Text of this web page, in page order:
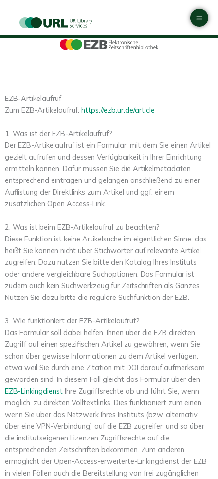
springen
EZB-Artikelaufruf
Zum EZB-Artikelaufruf: https://ezb.ur.de/article
1. Was ist der EZB-Artikelaufruf?
Der EZB-Artikelaufruf ist ein Formular, mit dem Sie einen Artikel
gezielt aufrufen und dessen Verfügbarkeit in Ihrer Einrichtung
ermitteln können. Dafür müssen Sie die Artikelmetadaten
entsprechend eintragen und gelangen anschließend zu einer
Auflistung der Direktlinks zum Artikel und ggf. einem
zusätzlichen Open Access-Link.
2. Was ist beim EZB-Artikelaufruf zu beachten?
Diese Funktion ist keine Artikelsuche im eigentlichen Sinne, das
heißt Sie können nicht über Stichwörter auf relevante Artikel
zugreifen. Dazu nutzen Sie bitte den Katalog Ihres Instituts
oder andere vergleichbare Suchoptionen. Das Formular ist
zudem auch kein Suchwerkzeug für Zeitschriften als Ganzes.
Nutzen Sie dazu bitte die reguläre Suchfunktion der EZB.
3. Wie funktioniert der EZB-Artikelaufruf?
Das Formular soll dabei helfen, Ihnen über die EZB direkten
Zugriff auf einen spezifischen Artikel zu gewähren, wenn Sie
schon über gewisse Informationen zu dem Artikel verfügen,
etwa weil Sie durch eine Zitation mit DOI darauf aufmerksam
geworden sind. In diesem Fall gleicht das Formular über den
EZB-Linkingdienst Ihre Zugriffsrechte ab und führt Sie, wenn
möglich, zu direkten Volltextlinks. Dies funktioniert zum einen,
wenn Sie über das Netzwerk Ihres Instituts (bzw. alternativ
über eine VPN-Verbindung) auf die EZB zugreifen und so über
die institutseigenen Lizenzen Zugriffsrechte auf die
entsprechenden Zeitschriften bekommen. Zum anderen
ermöglicht der Open-Access-erweiterte-Linkingdienst der EZB
in vielen Fällen auch die Bereitstellung von frei zugänglichen